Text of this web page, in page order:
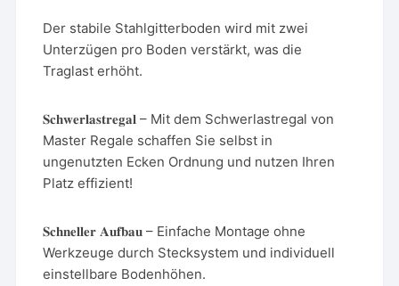
Der stabile Stahlgitterboden wird mit zwei
Unterzügen pro Boden verstärkt, was die
Traglast erhöht.
𝐒𝐜𝐡𝐰𝐞𝐫𝐥𝐚𝐬𝐭𝐫𝐞𝐠𝐚𝐥 – Mit dem Schwerlastregal von
Master Regale schaffen Sie selbst in
ungenutzten Ecken Ordnung und nutzen Ihren
Platz effizient!
𝐒𝐜𝐡𝐧𝐞𝐥𝐥𝐞𝐫 𝐀𝐮𝐟𝐛𝐚𝐮 – Einfache Montage ohne
Werkzeuge durch Stecksystem und individuell
einstellbare Bodenhöhen.